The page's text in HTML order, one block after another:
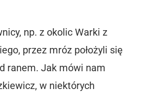
np. z okolic Warki z
przez mróz położyli się
ranem. Jak mówi nam
w niektórych